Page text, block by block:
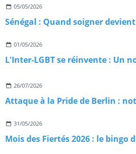
05/05/2026
01/05/2026
26/07/2026
31/05/2026
Mois des Fiertés 2026 : le bingo